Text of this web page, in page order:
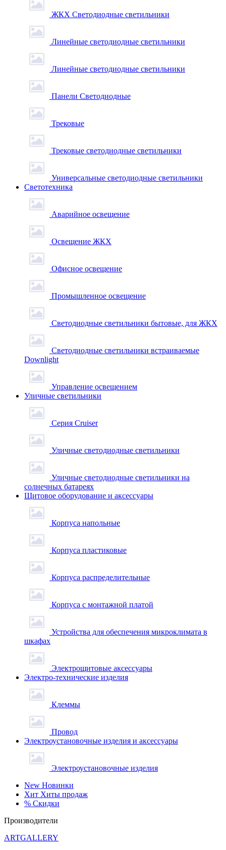
ЖКХ Светодиодные светильники
Линейные светодиодные светильники
Линейные светодиодные светильники
Панели Светодиодные
Трековые
Трековые светодиодные светильники
Универсальные светодиодные светильники
Светотехника
Аварийное освещение
Освещение ЖКХ
Офисное освещение
Промышленное освещение
Светодиодные светильники бытовые, для ЖКХ
Светодиодные светильники встраиваемые
Downlight
Управление освещением
Уличные светильники
Серия Cruiser
Уличные светодиодные светильники
Уличные светодиодные светильники на
солнечных батареях
Щитовое оборудование и аксессуары
Корпуса напольные
Корпуса пластиковые
Корпуса распределительные
Корпуса с монтажной платой
Устройства для обеспечения микроклимата в
шкафах
Электрощитовые аксессуары
Электро-технические изделия
Клеммы
Провод
Электроустановочные изделия и аксессуары
Электроустановочные изделия
New Новинки
Хит Хиты продаж
% Скидки
Производители
ARTGALLERY